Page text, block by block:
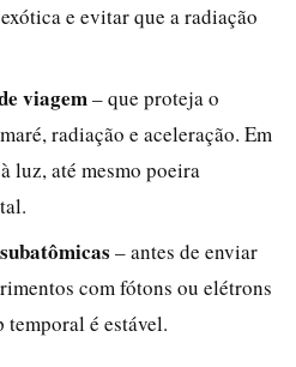
e evitar que a radiação
viagem– que proteja o
radiação e aceleração. Em
luz, até mesmo poeira
– antes de enviar
com fótons ou elétrons
é estável.